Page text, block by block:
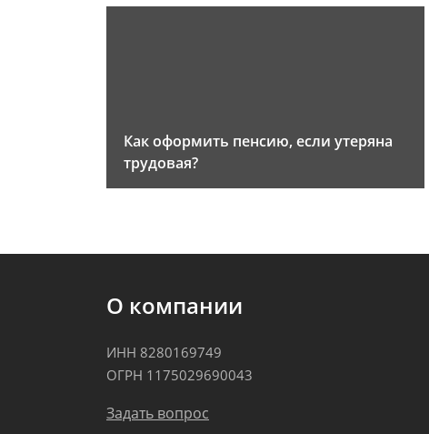
Как оформить пенсию, если утеряна
трудовая?
О компании
ИНН 8280169749
ОГРН 1175029690043
Задать вопрос